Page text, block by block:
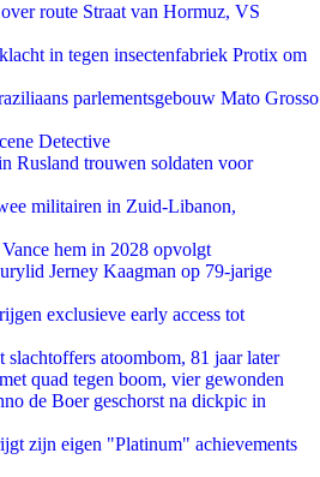
route Straat van Hormuz, VS
in tegen insectenfabriek Protix om
parlementsgebouw Mato Grosso
Detective
Rusland trouwen soldaten voor
militairen in Zuid-Libanon,
hem in 2028 opvolgt
Jerney Kaagman op 79-jarige
exclusieve early access tot
slachtoffers atoombom, 81 jaar later
quad tegen boom, vier gewonden
de Boer geschorst na dickpic in
zijn eigen "Platinum" achievements